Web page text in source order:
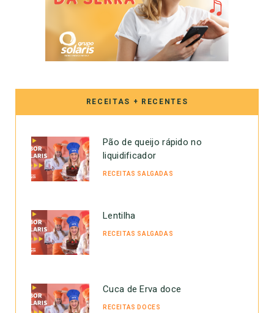
RECEITAS + RECENTES
Pão de queijo rápido no
liquidificador
RECEITAS SALGADAS
Lentilha
RECEITAS SALGADAS
Cuca de Erva doce
RECEITAS DOCES